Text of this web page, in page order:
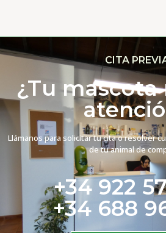
CITA
¿Tu
Llámanos para solicitar tu cita o resolver
de tu animal de
+34 922
+34 688